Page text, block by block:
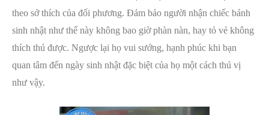
theo sở thích của đối phương. Đảm bảo người nhận chiếc bánh
sinh nhật như thế này không bao giờ phàn nàn, hay tỏ vẻ không
thích thú được. Ngược lại họ vui sướng, hạnh phúc khi bạn
quan tâm đến ngày sinh nhật đặc biệt của họ một cách thú vị
như vậy.